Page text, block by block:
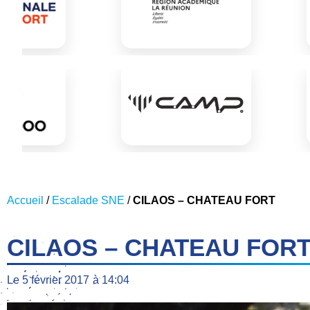
Accueil / Escalade SNE /CILAOS – CHATEAU FORT
CILAOS – CHATEAU
Le 5 février 2017 à 14:04